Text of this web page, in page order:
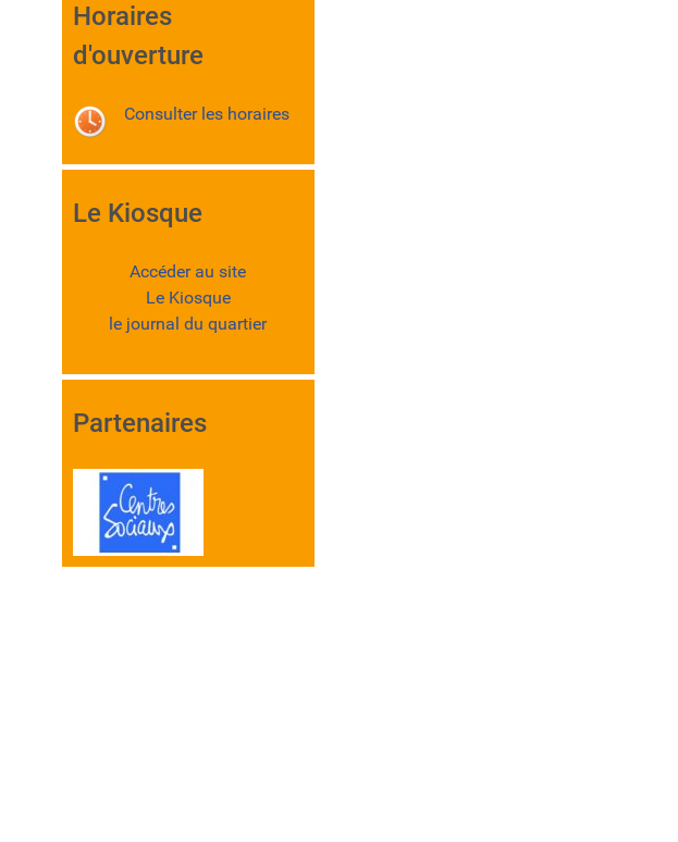
Horaires
d'ouverture
Consulter les horaires
Le Kiosque
Accéder au site
Le Kiosque
le journal du quartier
Partenaires